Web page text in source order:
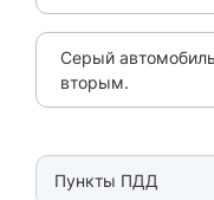
Серый
вторым.
Пункты ПДД